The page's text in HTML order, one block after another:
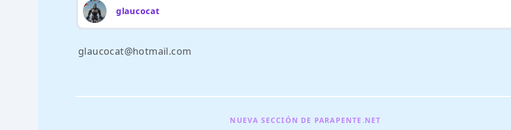
glaucocat
glaucocat@hotmail.com
NUEVA SECCIÓN DE PARAPENTE.NET